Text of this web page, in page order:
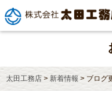
太田工務店 > 新着情報 > ブログ